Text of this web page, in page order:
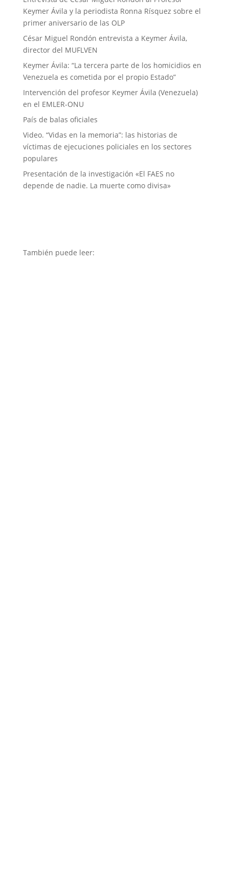
Keymer Ávila y la periodista Ronna Rísquez sobre el
primer aniversario de las OLP
César Miguel Rondón entrevista a Keymer Ávila,
director del MUFLVEN
Keymer Ávila: “La tercera parte de los homicidios en
Venezuela es cometida por el propio Estado”
Intervención del profesor Keymer Ávila (Venezuela)
en el EMLER-ONU
País de balas oficiales
Video. “Vidas en la memoria”: las historias de
víctimas de ejecuciones policiales en los sectores
populares
Presentación de la investigación «El FAES no
depende de nadie. La muerte como divisa»
También puede leer: